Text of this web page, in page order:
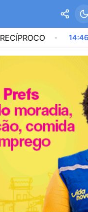
14:46 LULA